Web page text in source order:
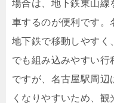
場合は、地下鉄東山線
車するのが便利です。
地下鉄で移動しやすく
でも組み込みやすい行
ですが、名古屋駅周辺
くなりやすいため、